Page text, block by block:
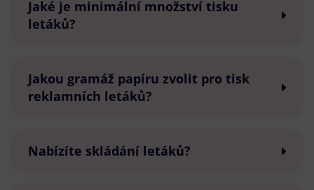
Jaké je minimální množství tisku
letáků?
Jakou gramáž papíru zvolit pro tisk
reklamních letáků?
Nabízíte skládání letáků?